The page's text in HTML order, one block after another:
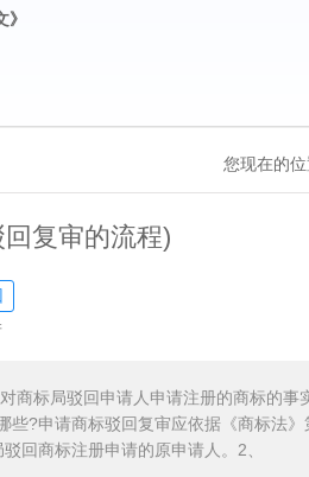
》
您现在的位
复审的流程)
商标局驳回申请人申请注册的商标的事
些?申请商标驳回复审应依据《商标法
回商标注册申请的原申请人。2、